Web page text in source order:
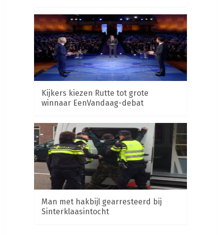
Kijkers kiezen Rutte tot grote
winnaar EenVandaag-debat
Man met hakbijl gearresteerd bij
Sinterklaasintocht